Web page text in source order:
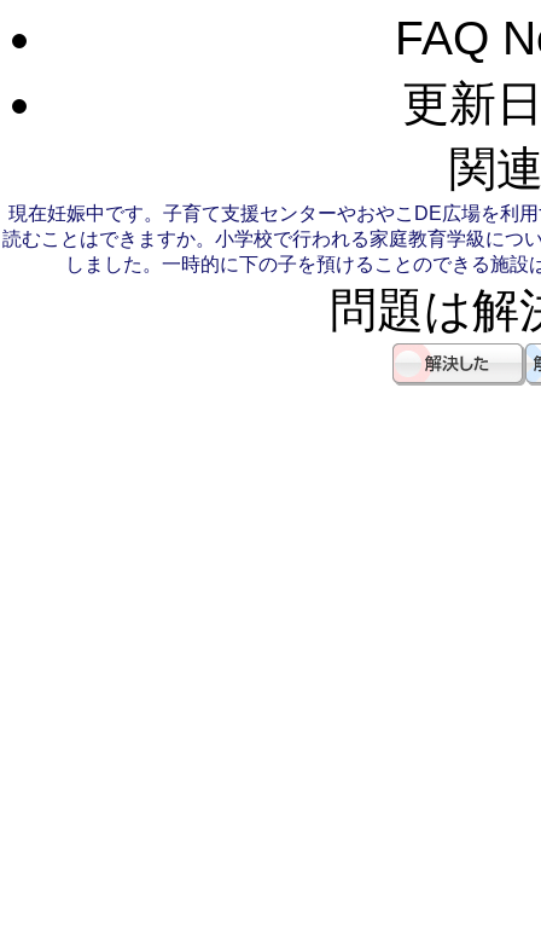
FAQ
更新
関
現在妊娠中です。子育て支援センターやおやこDE広場を利
読むことはできますか。 小学校で行われる家庭教育学級につ
しました。一時的に下の子を預けることのできる施設
問題は解